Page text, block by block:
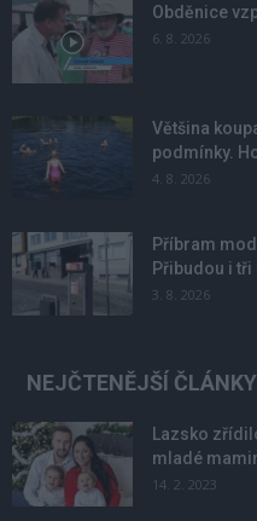
Obděnice
6. 8. 2026
Většina
podmínky.
4. 8. 2026
Příbram
Přibudou i
3. 8. 2026
NEJČTENĚJŠÍ ČLÁNKY
Lazsko
mladé
14. 2. 2023